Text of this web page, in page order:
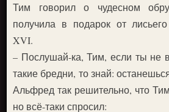
Тим говорил о чудесном
получила в подарок от
XVI.
– Послушай-ка, Тим, если ты не
такие бредни, то знай:
Альфред так решительно, что
но всё-таки спросил: